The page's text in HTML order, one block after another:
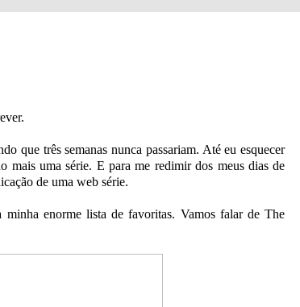
que três semanas nunca passariam. Até eu esquecer
uma série. E para me redimir dos meus dias de
de uma web série.
enorme lista de favoritas. Vamos falar de The